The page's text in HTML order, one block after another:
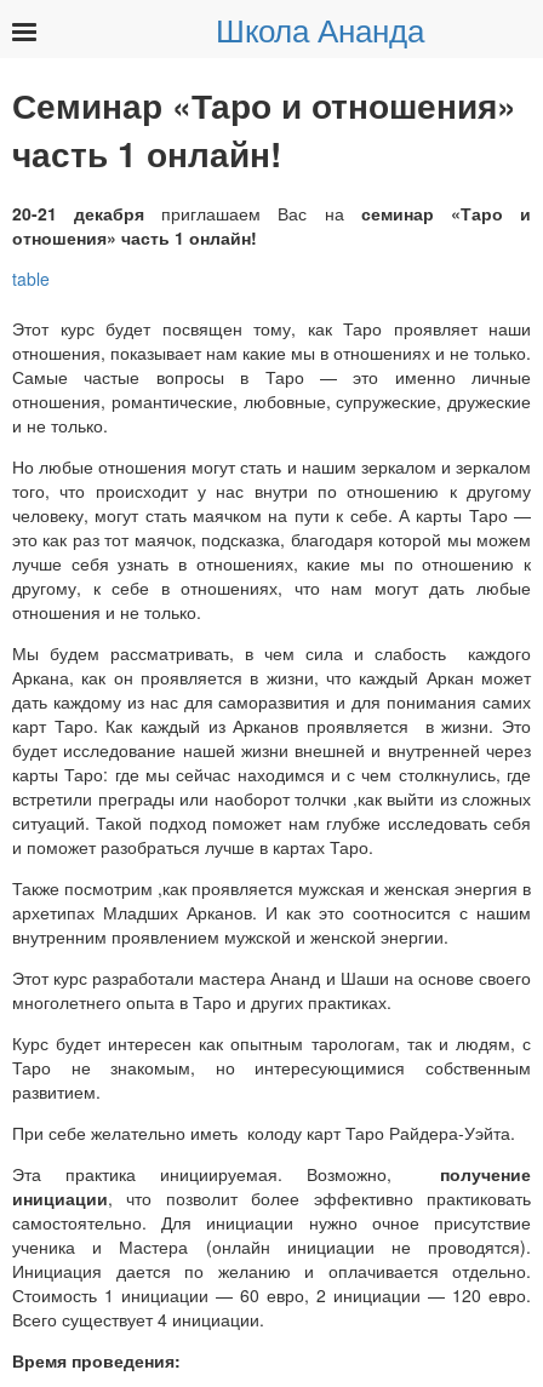
Школа Ананда
Семинар «Таро и отношения»
часть 1 онлайн!
20-21 декабря приглашаем Вас на семинар «Таро и
отношения» часть 1 онлайн!
Этот курс будет посвящен тому, как Таро проявляет наши
отношения, показывает нам какие мы в отношениях и не только.
Самые частые вопросы в Таро — это именно личные
отношения, романтические, любовные, супружеские, дружеские
и не только.
Но любые отношения могут стать и нашим зеркалом и зеркалом
того, что происходит у нас внутри по отношению к другому
человеку, могут стать маячком на пути к себе. А карты Таро —
это как раз тот маячок, подсказка, благодаря которой мы можем
лучше себя узнать в отношениях, какие мы по отношению к
другому, к себе в отношениях, что нам могут дать любые
отношения и не только.
Мы будем рассматривать, в чем сила и слабость каждого
Аркана, как он проявляется в жизни, что каждый Аркан может
дать каждому из нас для саморазвития и для понимания самих
карт Таро. Как каждый из Арканов проявляется в жизни. Это
будет исследование нашей жизни внешней и внутренней через
карты Таро: где мы сейчас находимся и с чем столкнулись, где
встретили преграды или наоборот толчки ,как выйти из сложных
ситуаций. Такой подход поможет нам глубже исследовать себя
и поможет разобраться лучше в картах Таро.
Также посмотрим ,как проявляется мужская и женская энергия в
архетипах Младших Арканов. И как это соотносится с нашим
внутренним проявлением мужской и женской энергии.
Этот курс разработали мастера Ананд и Шаши на основе своего
многолетнего опыта в Таро и других практиках.
Курс будет интересен как опытным тарологам, так и людям, с
Таро не знакомым, но интересующимися собственным
развитием.
При себе желательно иметь колоду карт Таро Райдера-Уэйта.
Эта практика инициируемая. Возможно, получение
инициации, что позволит более эффективно практиковать
самостоятельно. Для инициации нужно очное присутствие
ученика и Мастера (онлайн инициации не проводятся).
Инициация дается по желанию и оплачивается отдельно.
Стоимость 1 инициации — 60 евро, 2 инициации — 120 евро.
Всего существует 4 инициации.
Время проведения: